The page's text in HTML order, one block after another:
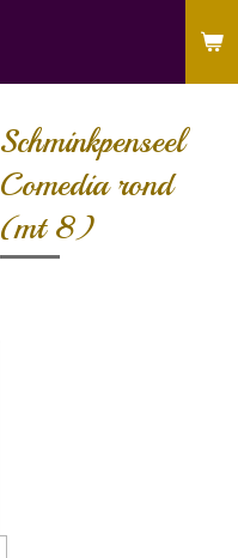
Schminkpenseel
Comedia rond
(mt 8)